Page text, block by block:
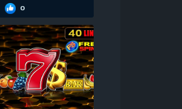
0